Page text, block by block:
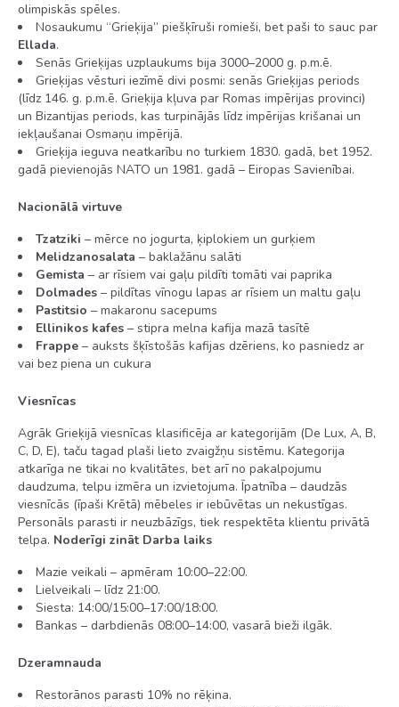
Numura izmērs apm. 18–22 m2
Vanna vai duša
WC
Matu žāvētājs
Balkons vai terase
LCD televizors
Mini ledusskapis
Maksimālā ietilpība – 2+1
Ģimenes numurs
Vanna vai duša
WC
Matu žāvētājs
Balkons vai terase
Gaisa kondicionieris (vietējais)
Telefons
LCD televizors
Mini ledusskapis
Maksimālā ietilpība – 2+2
olimpiskās spēles.
Nosaukumu “Grieķija” piešķīruši romieši, bet paši to sauc par
Ellada.
Senās Grieķijas uzplaukums bija 3000–2000 g. p.m.ē.
Grieķijas vēsturi iezīmē divi posmi: senās Grieķijas periods
(līdz 146. g. p.m.ē. Grieķija kļuva par Romas impērijas provinci)
un Bizantijas periods, kas turpinājās līdz impērijas krišanai un
iekļaušanai Osmaņu impērijā.
Grieķija ieguva neatkarību no turkiem 1830. gadā, bet 1952.
gadā pievienojās NATO un 1981. gadā – Eiropas Savienībai.
Nacionālā virtuve
Tzatziki – mērce no jogurta, ķiplokiem un gurķiem
Melidzanosalata – baklažānu salāti
Gemista – ar rīsiem vai gaļu pildīti tomāti vai paprika
Dolmades – pildītas vīnogu lapas ar rīsiem un maltu gaļu
Pastitsio – makaronu sacepums
Ellinikos kafes – stipra melna kafija mazā tasītē
Frappe – auksts šķīstošās kafijas dzēriens, ko pasniedz ar
vai bez piena un cukura
Viesnīcas
Agrāk Grieķijā viesnīcas klasificēja ar kategorijām (De Lux, A, B,
C, D, E), taču tagad plaši lieto zvaigžņu sistēmu. Kategorija
atkarīga ne tikai no kvalitātes, bet arī no pakalpojumu
daudzuma, telpu izmēra un izvietojuma. Īpatnība – daudzās
viesnīcās (īpaši Krētā) mēbeles ir iebūvētas un nekustīgas.
Personāls parasti ir neuzbāzīgs, tiek respektēta klientu privātā
telpa. Noderīgi zināt Darba laiks
Mazie veikali – apmēram 10:00–22:00.
Lielveikali – līdz 21:00.
Siesta: 14:00/15:00–17:00/18:00.
Bankas – darbdienās 08:00–14:00, vasarā bieži ilgāk.
Dzeramnauda
Restorānos parasti 10% no rēķina.